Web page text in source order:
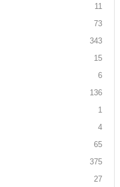
11
73
343
15
6
136
1
4
65
375
27